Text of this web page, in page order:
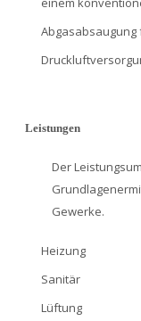
Abgasabsaugung
Leistungen
Der
Gewerke.
Heizung
Sanitär
Lüftung